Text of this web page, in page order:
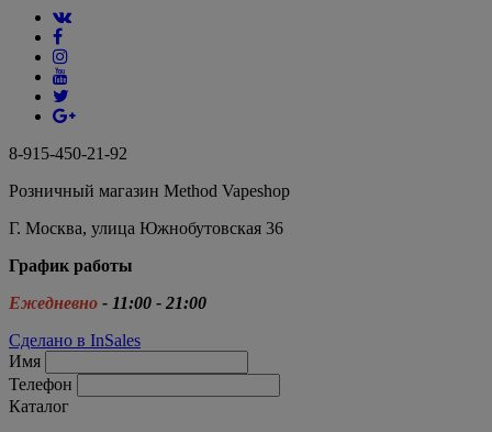
8-915-450-21-92
Розничный магазин Method Vapeshop
Г. Москва, улица Южнобутовская 36
График работы
Ежедневно - 11:00 - 21:00
Сделано в InSales
Имя
Телефон
Каталог